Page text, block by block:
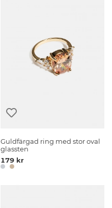
Guldfärgad ring med stor oval
glassten
179 kr